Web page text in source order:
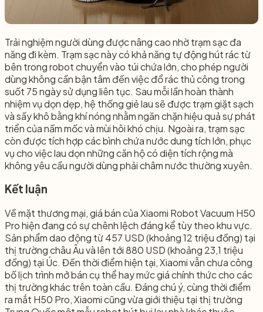
Trải nghiệm người dùng được nâng cao nhờ trạm sạc đa
năng đi kèm. Trạm sạc này có khả năng tự động hút rác từ
bên trong robot chuyển vào túi chứa lớn, cho phép người
dùng không cần bận tâm đến việc đổ rác thủ công trong
suốt 75 ngày sử dụng liên tục. Sau mỗi lần hoàn thành
nhiệm vụ dọn dẹp, hệ thống giẻ lau sẽ được trạm giặt sạch
và sấy khô bằng khí nóng nhằm ngăn chặn hiệu quả sự phát
triển của nấm mốc và mùi hôi khó chịu. Ngoài ra, trạm sạc
còn được tích hợp các bình chứa nước dung tích lớn, phục
vụ cho việc lau dọn những căn hộ có diện tích rộng mà
không yêu cầu người dùng phải châm nước thường xuyên.
Kết luận​
Về mặt thương mại, giá bán của Xiaomi Robot Vacuum H50
Pro hiện đang có sự chênh lệch đáng kể tùy theo khu vực.
Sản phẩm dao động từ 457 USD (khoảng 12 triệu đồng) tại
thị trường châu Âu và lên tới 880 USD (khoảng 23,1 triệu
đồng) tại Úc. Đến thời điểm hiện tại, Xiaomi vẫn chưa công
bố lịch trình mở bán cụ thể hay mức giá chính thức cho các
thị trường khác trên toàn cầu. Đáng chú ý, cùng thời điểm
ra mắt H50 Pro, Xiaomi cũng vừa giới thiệu tại thị trường